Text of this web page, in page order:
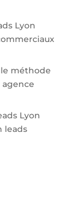
Lyon
méthode
Lyon
leads